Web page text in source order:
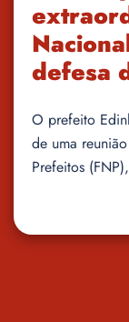
defesa
O prefeito
de uma
Prefeitos